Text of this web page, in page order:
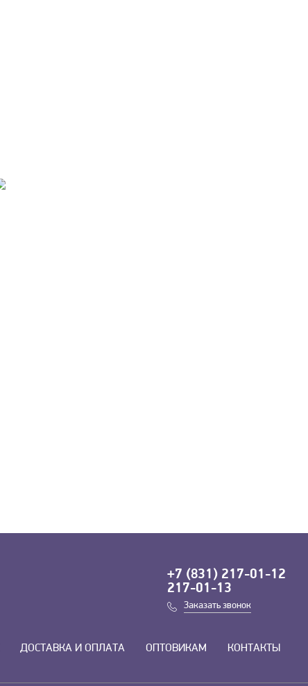
+7 (831) 217-01-12
217-01-13
Заказать звонок
ДОСТАВКА И ОПЛАТА ОПТОВИКАМ КОНТАКТЫ